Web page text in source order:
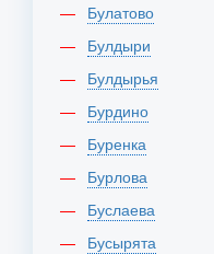
Булатово
Булдыри
Булдырья
Бурдино
Буренка
Бурлова
Буслаева
Бусырята